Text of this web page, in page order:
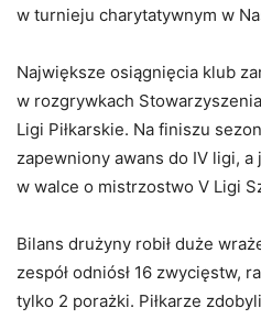
w turnieju charytatywnym w
Największe osiągnięcia klub
w rozgrywkach
Ligi Piłkarskie. Na finiszu
zapewniony awans do IV ligi, a
w walce o mistrzostwo V Ligi
Bilans drużyny robił duże
zespół odniósł 16 zwycięstw,
tylko 2 porażki. Piłkarze